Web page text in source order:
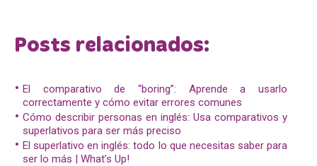
Posts relacionados:
El comparativo de “boring”: Aprende a usarlo
correctamente y cómo evitar errores comunes​
Cómo describir personas en inglés: Usa comparativos y
superlativos para ser más preciso​
El superlativo en inglés: todo lo que necesitas saber para
ser lo más | What’s Up!